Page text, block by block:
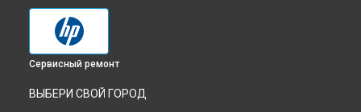
Сервисный ремонт
ВЫБЕРИ СВОЙ ГОРОД